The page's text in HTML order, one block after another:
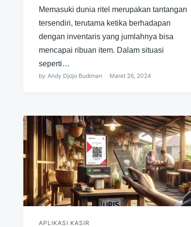
Memasuki dunia ritel merupakan tantangan
tersendiri, terutama ketika berhadapan
dengan inventaris yang jumlahnya bisa
mencapai ribuan item. Dalam situasi
seperti…
by Andy Djojo Budiman Maret 26, 2024
APLIKASI KASIR